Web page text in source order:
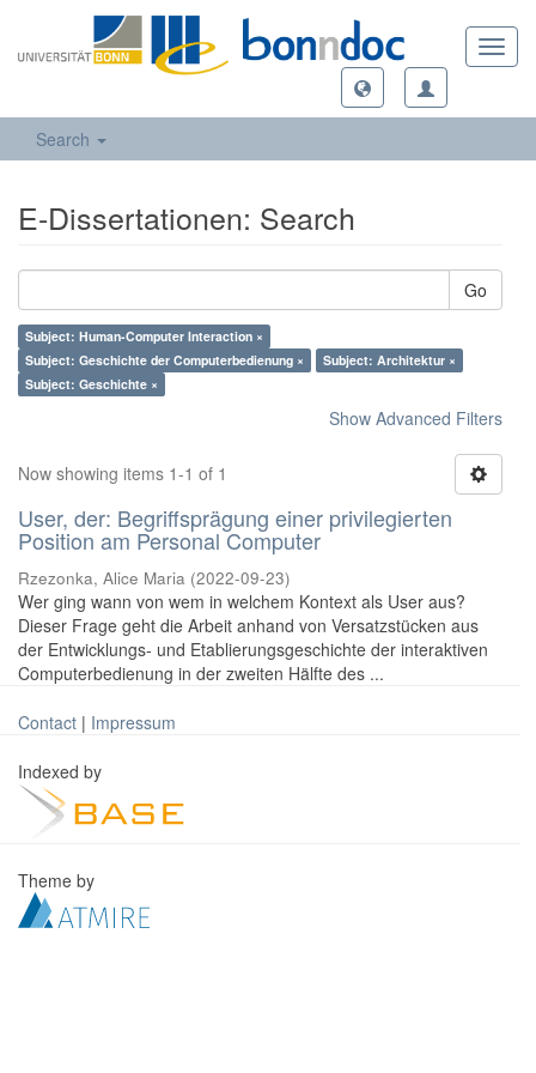
Search
E-Dissertationen: Search
Go
Subject: Human-Computer Interaction ×
Subject: Geschichte der Computerbedienung ×
Subject: Architektur ×
Subject: Geschichte ×
Show Advanced Filters
Now showing items 1-1 of 1
User, der: Begriffsprägung einer privilegierten
Position am Personal Computer
Rzezonka, Alice Maria (2022-09-23)
Wer ging wann von wem in welchem Kontext als User aus?
Dieser Frage geht die Arbeit anhand von Versatzstücken aus
der Entwicklungs- und Etablierungsgeschichte der interaktiven
Computerbedienung in der zweiten Hälfte des ...
Contact | Impressum
Indexed by
Theme by